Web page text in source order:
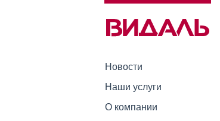
Новости
Наши услуги
О компании